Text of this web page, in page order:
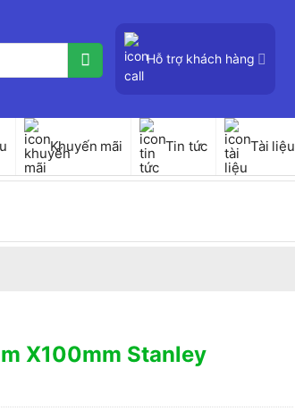
Hỗ trợ khách hàng
Khuyến mãi Tin tức Tài liệu
X100mm Stanley